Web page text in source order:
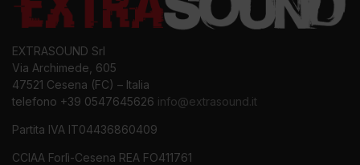
EXTRASOUND Srl
Via Archimede, 605
47521 Cesena (FC) – Italia
telefono +39 0547645626 info@extrasound.it
Partita IVA IT04436860409
CCIAA Forlì-Cesena REA FO411761